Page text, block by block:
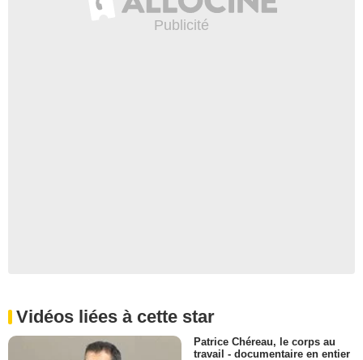
Vidéos liées à cette star
Patrice Chéreau, le corps au
travail - documentaire en entier